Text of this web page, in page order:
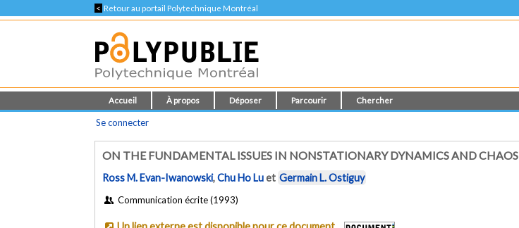
< Retour au portail Polytechnique Montréal
Accueil À propos Déposer Parcourir Chercher
Se connecter
ON THE FUNDAMENTAL ISSUES IN NONSTATIONARY DYNAMICS AND CHAOS
Ross M. Evan-Iwanowski,Chu Ho Luet Germain L. Ostiguy
Communication écrite (1993)